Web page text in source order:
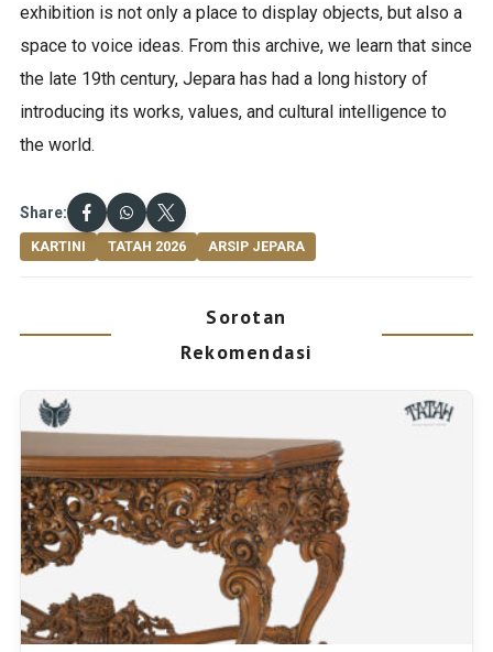
exhibition is not only a place to display objects, but also a
space to voice ideas. From this archive, we learn that since
the late 19th century, Jepara has had a long history of
introducing its works, values, and cultural intelligence to
the world.
Share:
KARTINI TATAH 2026 ARSIP JEPARA
Sorotan
Rekomendasi